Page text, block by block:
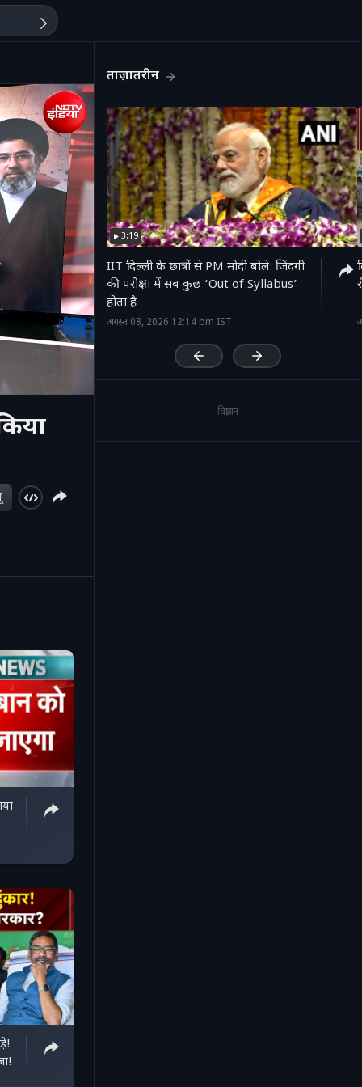
ताज़ातरीन
3:19
IIT दिल्ली के छात्रों से PM मोदी बोले: जिंदगी
की परीक्षा में सब कुछ ‘Out of Syllabus’
होता है
अगस्त 08, 2026 12:14 pm IST
विज्ञापन